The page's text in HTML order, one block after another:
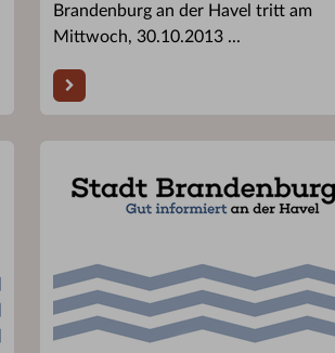
Brandenburg an der Havel tritt am
Mittwoch, 30.10.2013 ...